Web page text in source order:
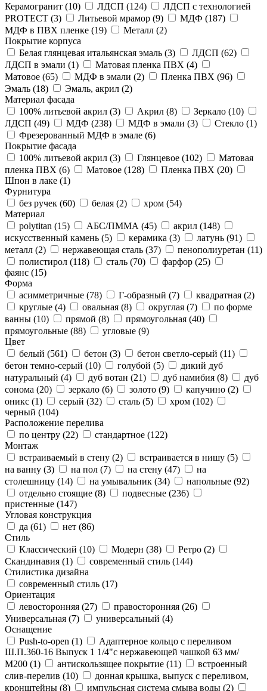
Керамогранит (10) ЛДСП (124)
ЛДСП с технологией
PROTECT (3) Литьевой мрамор (9) МДФ (187)
МДФ в ПВХ пленке (19) Металл (2)
Покрытие корпуса
Белая глянцевая итальянская эмаль (3) ЛДСП (62)
ЛДСП в эмали (1) Матовая пленка ПВХ (4)
Матовое (65) МДФ в эмали (2) Пленка ПВХ (96)
Эмаль (18) Эмаль, акрил (2)
Материал фасада
100% литьевой акрил (3) Акрил (8) Зеркало (10)
ЛДСП (49) МДФ (238) МДФ в эмали (3) Стекло (1)
Фрезерованный МДФ в эмале (6)
Покрытие фасада
100% литьевой акрил (3) Глянцевое (102)
Матовая
пленка ПВХ (6) Матовое (128) Пленка ПВХ (20)
Шпон в лаке (1)
Фурнитура
без ручек (60) белая (2) хром (54)
Материал
polytitan (15) АБС/ПММА (45) акрил (148)
искусственный камень (5) керамика (3) латунь (91)
металл (2) нержавеющая сталь (37) пенополиуретан (11)
полистирол (118) сталь (70) фарфор (25)
фаянс (15)
Форма
асимметричные (78) Г-образный (7) квадратная (2)
круглые (4) овальная (8) округлая (7)
по форме
ванны (10) прямой (8) прямоугольная (40)
прямоугольные (88) угловые (9)
Цвет
белый (561) бетон (3) бетон светло-серый (11)
бетон темно-серый (10) голубой (5)
дикий дуб
натуральный (4) дуб вотан (21) дуб намибия (8)
дуб
сонома (20) зеркало (6) золото (9) капучино (2)
оникс (1) серый (32) сталь (5) хром (102)
черный (104)
Расположение перелива
по центру (22) стандартное (122)
Монтаж
встраиваемый в стену (2) встраивается в нишу (5)
на ванну (3) на пол (7) на стену (47)
на
столешницу (14) на умывальник (34) напольные (92)
отдельно стоящие (8) подвесные (236)
пристенные (147)
Угловая конструкция
да (61) нет (86)
Стиль
Классический (10) Модерн (38) Ретро (2)
Скандинавия (1) современный стиль (144)
Стилистика дизайна
современный стиль (17)
Ориентация
левосторонняя (27) правосторонняя (26)
Универсальная (7) универсальный (4)
Оснащение
Push-to-open (1)
Адаптерное кольцо с переливом
Ш.П.360-16 Выпуск 1 1/4"с нержавеющей чашкой 63 мм/
М200 (1) антискользящее покрытие (11)
встроенный
слив-перелив (10)
донная крышка, выпуск с переливом,
кронштейны (8) импульсная система смыва воды (2)